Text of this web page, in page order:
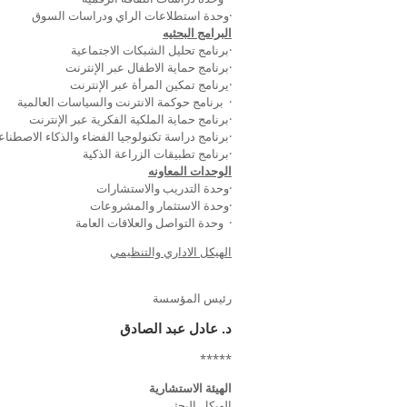
·وحدة استطلاعات الراي ودراسات السوق
البرامج البحثيه
·برنامج تحليل الشبكات الاجتماعية
·برنامج حماية الاطفال عبر الإنترنت
·يرنامج تمكين المرأة عبر الإنترنت
· برنامج حوكمة الانترنت والسياسات العالمية
·برنامج حماية الملكية الفكرية عبر الإنترنت
·برنامج دراسة تكنولوجيا الفضاء والذكاء
·برنامج تطبيقات الزراعة الذكية
الوحدات المعاونه
·وحدة التدريب والاستشارات
·وحدة الاستثمار والمشروعات
· وحدة التواصل والعلاقات العامة
الهيكل الاداري والتنظيمي
رئيس المؤسسة
د. عادل عبد الصادق
*****
الهيئة الاستشارية